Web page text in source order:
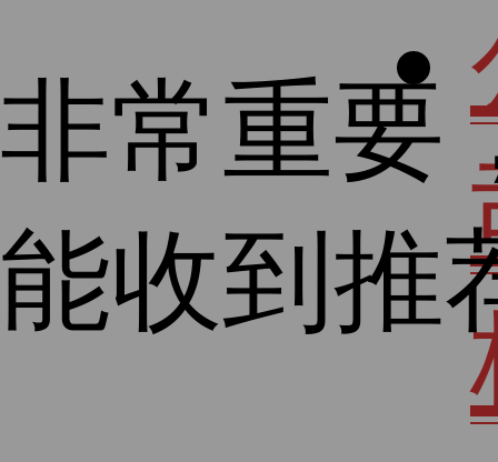
非常重要
能收到推